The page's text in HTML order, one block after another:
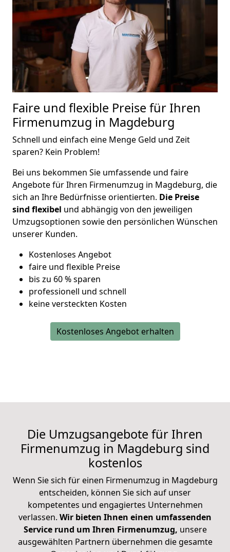
Faire und flexible Preise für Ihren
Firmenumzug in Magdeburg
Schnell und einfach eine Menge Geld und Zeit
sparen? Kein Problem!
Bei uns bekommen Sie umfassende und faire
Angebote für Ihren Firmenumzug in Magdeburg, die
sich an Ihre Bedürfnisse orientierten. Die Preise
sind flexibel und abhängig von den jeweiligen
Umzugsoptionen sowie den persönlichen Wünschen
unserer Kunden.
Kostenloses Angebot
faire und flexible Preise
bis zu 60 % sparen
professionell und schnell
keine versteckten Kosten
Kostenloses Angebot erhalten
Die Umzugsangebote für Ihren
Firmenumzug in Magdeburg sind
kostenlos
Wenn Sie sich für einen Firmenumzug in Magdeburg
entscheiden, können Sie sich auf unser
kompetentes und engagiertes Unternehmen
verlassen. Wir bieten Ihnen einen umfassenden
Service rund um Ihren Firmenumzug, unsere
ausgewählten Partnern übernehmen die gesamte